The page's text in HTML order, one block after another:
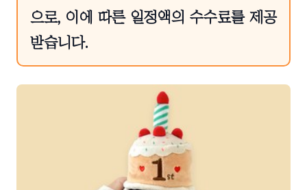
으로, 이에 따른 일정액의 수수료를 제공
받습니다.